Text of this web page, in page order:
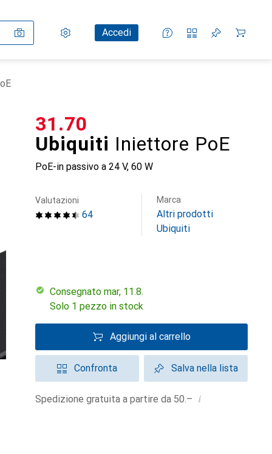
Impostazioni
Conto clienteAccedi
Liste di confronto
Liste dei desideri
Carrello
Ubiquiti Iniettore PoE
PoE-in passivo a 24 V, 60 W
CHF
31.70
64
Valutazioni Marca
Altri prodotti
Ubiquiti
Consegnato mar, 11.8.
Solo 1 pezzo in stock
Aggiungi al carrello
Confronta Salva nella lista
Spedizione gratuita a partire da 50.– i